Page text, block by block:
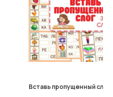
Вставь пропущенный слог